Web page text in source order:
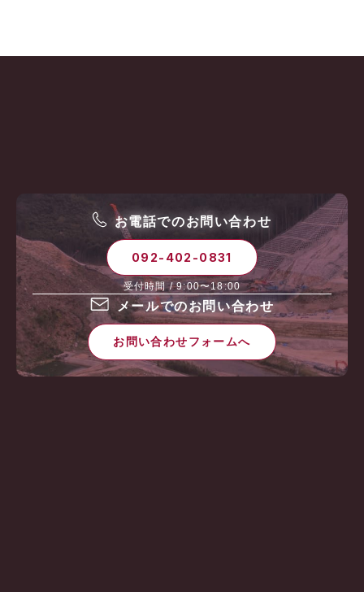
お電話でのお問い合わせ
092-402-0831
受付時間 / 9:00〜18:00
メールでのお問い合わせ
お問い合わせフォームへ